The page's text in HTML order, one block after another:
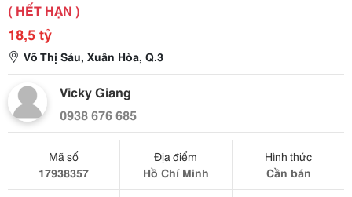
( HẾT HẠN )
18,5 tỷ
Võ Thị Sáu, Xuân Hòa, Q.3
Vicky Giang
0938 676 685
Mã số
17938357
Địa điểm
Hồ Chí Minh
Hình thức
Cần bán